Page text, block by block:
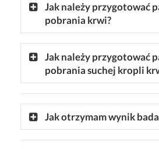
Jak należy przygotować
pobrania krwi?
Jak należy przygotować
pobrania suchej kropli
Jak otrzymam wynik